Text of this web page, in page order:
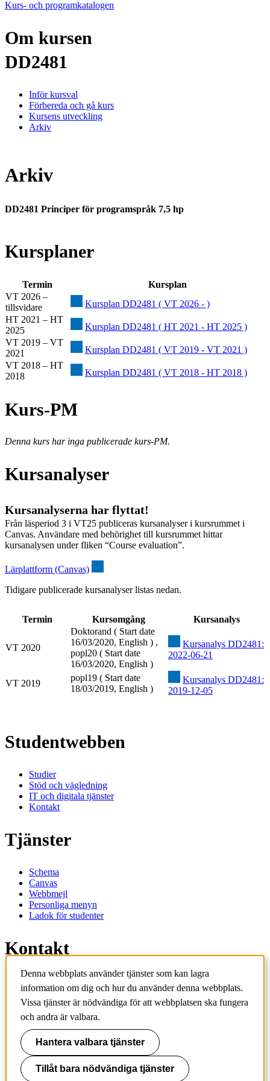
Kurs- och programkatalogen
Om kursen
DD2481
Inför kursval
Förbereda och gå kurs
Kursens utveckling
Arkiv
Arkiv
DD2481 Principer för programspråk 7,5 hp
Kursplaner
Termin
Kursplan
VT 2026 –
tillsvidare
Kursplan DD2481 ( VT 2026 - )
HT 2021 – HT
2025
Kursplan DD2481 ( HT 2021 - HT 2025 )
VT 2019 – VT
2021
Kursplan DD2481 ( VT 2019 - VT 2021 )
VT 2018 – HT
2018
Kursplan DD2481 ( VT 2018 - HT 2018 )
Kurs-PM
Denna kurs har inga publicerade kurs-PM.
Kursanalyser
Kursanalyserna har flyttat!
Från läsperiod 3 i VT25 publiceras kursanalyser i kursrummet i
Canvas. Användare med behörighet till kursrummet hittar
kursanalysen under fliken “Course evaluation”.
Lärplattform (Canvas)
Tidigare publicerade kursanalyser listas nedan.
Termin Kursomgång Kursanalys
VT 2020
Doktorand ( Start date
16/03/2020, English ) ,
popl20 ( Start date
16/03/2020, English )
Kursanalys DD2481:
2022-06-21
VT 2019
popl19 ( Start date
18/03/2019, English )
Kursanalys DD2481:
2019-12-05
Studentwebben
Studier
Stöd och vägledning
IT och digitala tjänster
Kontakt
Tjänster
Schema
Canvas
Webbmejl
Personliga menyn
Ladok för studenter
Kontakt
Kontakta utbildningsprogram
Kontakta kurs
IT-support
KTH Entré
KTH
100 44 Stockholm
+46 8 790 60 00
info@kth.se
Denna webbplats använder tjänster som kan lagra
information om dig och hur du använder denna webbplats.
Vissa tjänster är nödvändiga för att webbplatsen ska fungera
och andra är valbara.
Hantera valbara tjänster
Tillåt bara nödvändiga tjänster